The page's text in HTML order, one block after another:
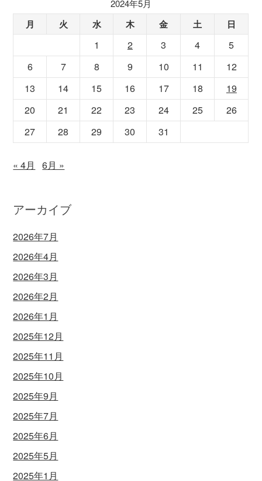
2024年5月
月 火 水 木 金 土 日
1 2 3 4
5
6
7 8 9 10 11
12
13
14 15 16 17 18
19
20
21 22 23 24 25
26
27
28 29 30 31
« 4月 6月 »
アーカイブ
2026年7月
2026年4月
2026年3月
2026年2月
2026年1月
2025年12月
2025年11月
2025年10月
2025年9月
2025年7月
2025年6月
2025年5月
2025年1月